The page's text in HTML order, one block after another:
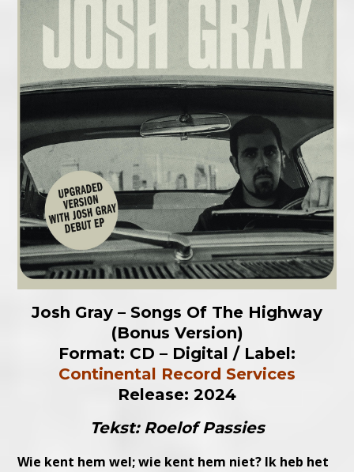
Josh Gray – Songs Of The Highway
(Bonus Version)
Format: CD – Digital / Label:
Continental Record Services
Release: 2024
Tekst: Roelof Passies
Wie kent hem wel; wie kent hem niet? Ik heb het